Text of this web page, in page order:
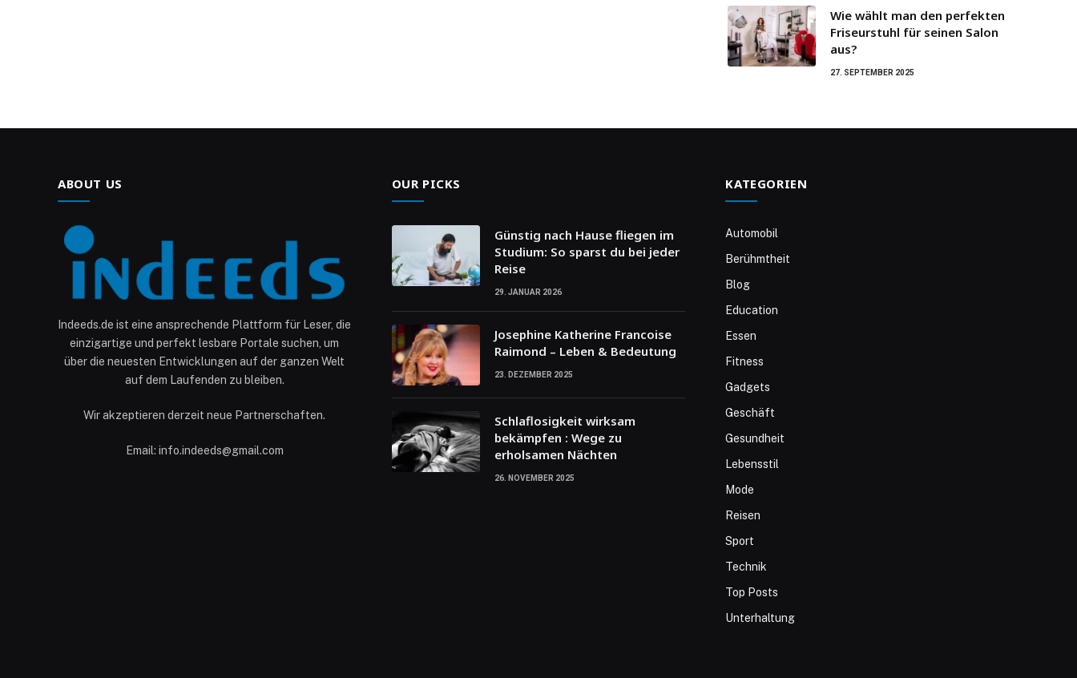
Wie wählt man den perfekten
Friseurstuhl für seinen Salon
aus?
27. SEPTEMBER 2025
ABOUT US
Indeeds.de ist eine ansprechende Plattform für Leser, die
einzigartige und perfekt lesbare Portale suchen, um
über die neuesten Entwicklungen auf der ganzen Welt
auf dem Laufenden zu bleiben.
Wir akzeptieren derzeit neue Partnerschaften.
Email: info.indeeds@gmail.com
OUR PICKS
Günstig nach Hause fliegen im
Studium: So sparst du bei jeder
Reise
29. JANUAR 2026
Josephine Katherine Francoise
Raimond – Leben & Bedeutung
23. DEZEMBER 2025
Schlaflosigkeit wirksam
bekämpfen : Wege zu
erholsamen Nächten
26. NOVEMBER 2025
KATEGORIEN
Automobil
Berühmtheit
Blog
Education
Essen
Fitness
Gadgets
Geschäft
Gesundheit
Lebensstil
Mode
Reisen
Sport
Technik
Top Posts
Unterhaltung